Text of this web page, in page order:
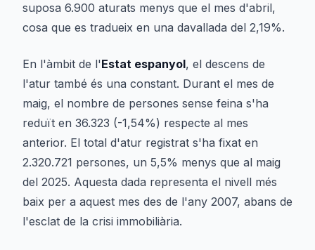
suposa 6.900 aturats menys que el mes d'abril,
cosa que es tradueix en una davallada del 2,19%.
En l'àmbit de l'Estat espanyol, el descens de
l'atur també és una constant. Durant el mes de
maig, el nombre de persones sense feina s'ha
reduït en 36.323 (-1,54%) respecte al mes
anterior. El total d'atur registrat s'ha fixat en
2.320.721 persones, un 5,5% menys que al maig
del 2025. Aquesta dada representa el nivell més
baix per a aquest mes des de l'any 2007, abans de
l'esclat de la crisi immobiliària.